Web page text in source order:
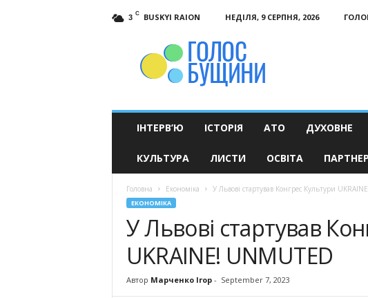
3 C BUSKYI RAION НЕДІЛЯ, 9 СЕРПНЯ, 2026
ІНТЕРВ’Ю ІСТОРІЯ АТО ДУХОВНЕ
КУЛЬТУРА ЛИСТИ ОСВІТА
Головна Економіка У Львові стартував Конгрес Культури
ЕКОНОМІКА
У Львові стартував
UKRAINE! UNMUTED
Автор Марченко Ігор- September 7, 2023